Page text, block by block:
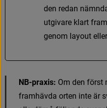
den redan nämnd
utgivare klart fram
genom layout eller
NB-praxis: Om den först
framhävda orten inte är s